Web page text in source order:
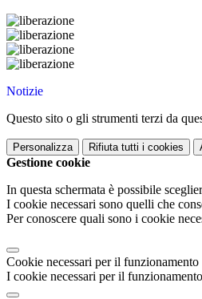
Notizie
Questo sito o gli strumenti terzi da
Personalizza Rifiuta tutti i cookies
Gestione cookie
In questa schermata è possibile
I cookie necessari sono quelli che
Per conoscere quali sono i cookie
Cookie necessari per il funzionamento
I cookie necessari per il